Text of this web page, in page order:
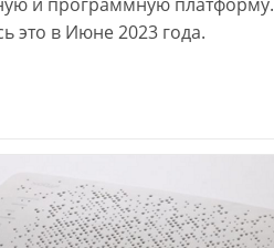
и программную платформу.
это в Июне 2023 года.